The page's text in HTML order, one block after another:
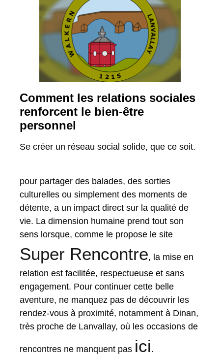
Comment les relations sociales
renforcent le bien-être
personnel
Se créer un réseau social solide, que ce soit.
pour partager des balades, des sorties
culturelles ou simplement des moments de
détente, a un impact direct sur la qualité de
vie. La dimension humaine prend tout son
sens lorsque, comme le propose le site
Super Rencontre, la mise en
relation est facilitée, respectueuse et sans
engagement. Pour continuer cette belle
aventure, ne manquez pas de découvrir les
rendez-vous à proximité, notamment à Dinan,
très proche de Lanvallay, où les occasions de
rencontres ne manquent pas ici.